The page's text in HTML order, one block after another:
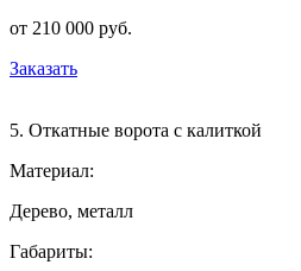
от 210 000 руб.
Заказать
5. Откатные ворота с калиткой
Материал:
Дерево, металл
Габариты: